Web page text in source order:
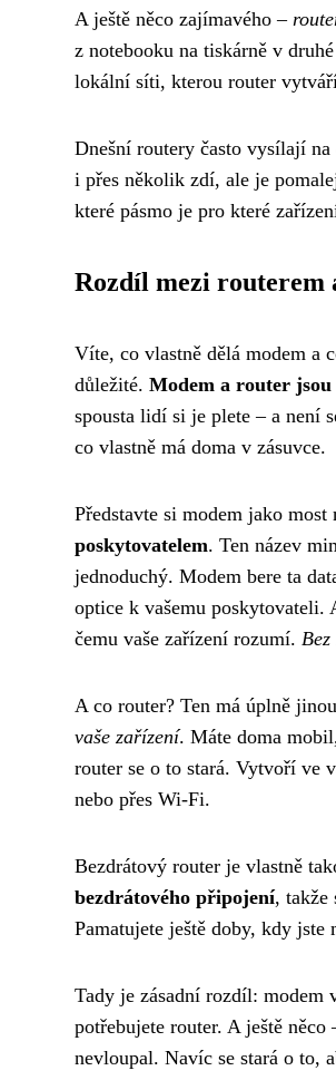
A ještě něco zajímavého –
z notebooku na tiskárně v
lokální síti, kterou router
Dnešní routery často vysílají
i přes několik zdí, ale je
které pásmo je pro které
Rozdíl mezi routerem
Víte, co vlastně dělá modem a
důležité. Modem a router
spousta lidí si je plete – a není
co vlastně má doma v zásuvce.
Představte si modem jako
poskytovatelem. Ten název
jednoduchý. Modem bere ta
optice k vašemu poskytovateli.
čemu vaše zařízení rozumí.
A co router? Ten má úplně
vaše zařízení. Máte doma
router se o to stará. Vytvoří ve
nebo přes Wi-Fi.
Bezdrátový router je vlastně
bezdrátového připojení, takže
Pamatujete ještě doby, kdy jste
Tady je zásadní rozdíl: modem
potřebujete router. A ještě
nevloupal. Navíc se stará o to,